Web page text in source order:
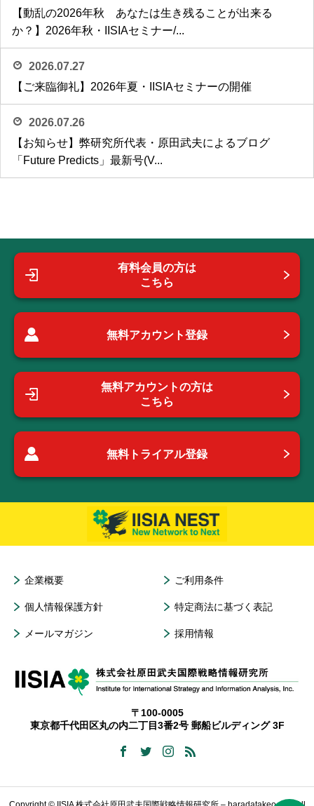
【動乱の2026年秋 あなたは生き残ることが出来る
か？】2026年秋・IISIAセミナー/...
2026.07.27
【ご来臨御礼】2026年夏・IISIAセミナーの開催
2026.07.26
【お知らせ】弊研究所代表・原田武夫によるブログ
「Future Predicts」最新号(V...
有料会員の方は
こちら
無料アカウント登録
無料アカウントの方は
こちら
無料トライアル登録
企業概要 ご利用条件
個人情報保護方針 特定商法に基づく表記
メールマガジン 採用情報
〒100-0005
東京都千代田区丸の内二丁目3番2号 郵船ビルディング 3F